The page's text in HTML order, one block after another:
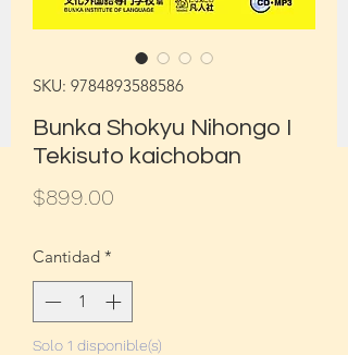
SKU: 9784893588586
Bunka Shokyu Nihongo I
Tekisuto kaichoban
$899.00
Cantidad *
Solo 1 disponible(s)